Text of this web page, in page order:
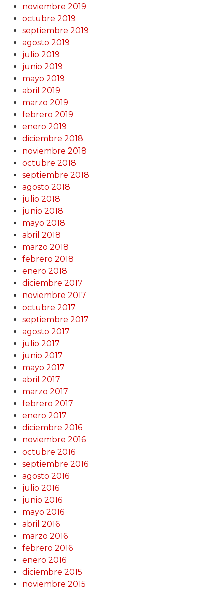
noviembre 2019
octubre 2019
septiembre 2019
agosto 2019
julio 2019
junio 2019
mayo 2019
abril 2019
marzo 2019
febrero 2019
enero 2019
diciembre 2018
noviembre 2018
octubre 2018
septiembre 2018
agosto 2018
julio 2018
junio 2018
mayo 2018
abril 2018
marzo 2018
febrero 2018
enero 2018
diciembre 2017
noviembre 2017
octubre 2017
septiembre 2017
agosto 2017
julio 2017
junio 2017
mayo 2017
abril 2017
marzo 2017
febrero 2017
enero 2017
diciembre 2016
noviembre 2016
octubre 2016
septiembre 2016
agosto 2016
julio 2016
junio 2016
mayo 2016
abril 2016
marzo 2016
febrero 2016
enero 2016
diciembre 2015
noviembre 2015